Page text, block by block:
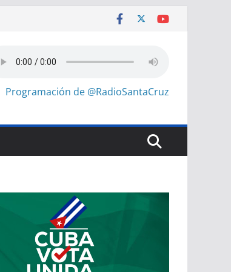
Programación de @RadioSantaCruz